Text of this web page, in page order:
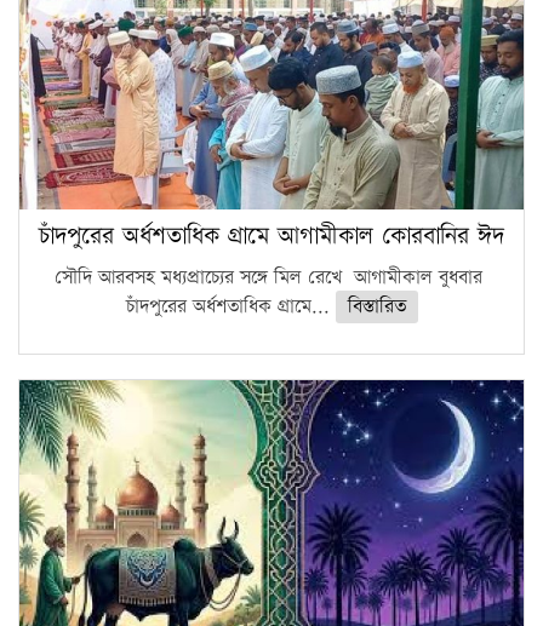
চাঁদপুরের অর্ধশতাধিক গ্রামে আগামীকাল কোরবানির ঈদ
সৌদি আরবসহ মধ্যপ্রাচ্যের সঙ্গে মিল রেখে আগামীকাল বুধবার
চাঁদপুরের অর্ধশতাধিক গ্রামে...
বিস্তারিত